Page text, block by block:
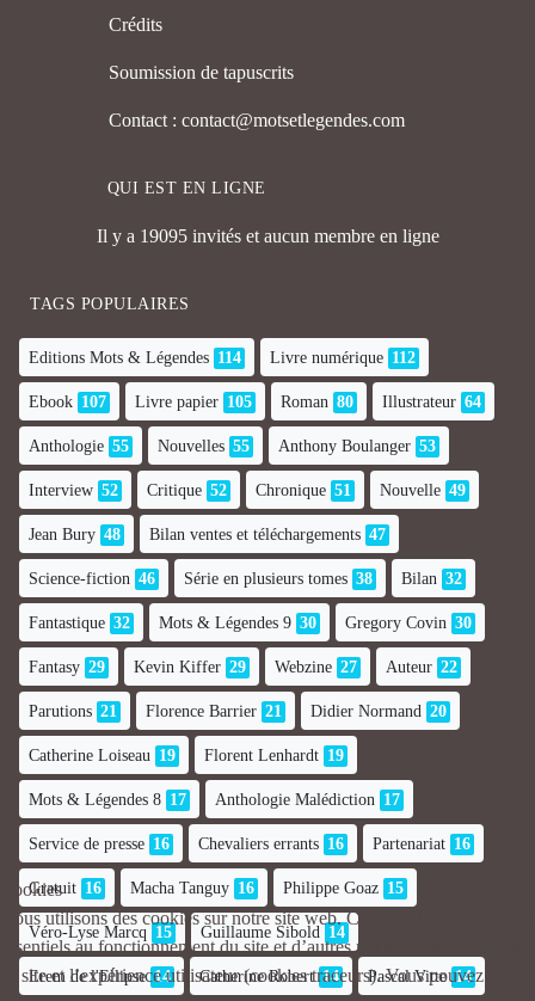
Crédits
Soumission de tapuscrits
Contact : contact@motsetlegendes.com
QUI EST EN LIGNE
Il y a 19095 invités et aucun membre en ligne
TAGS POPULAIRES
Editions Mots & Légendes 114 Livre numérique 112
Ebook 107 Livre papier 105 Roman 80 Illustrateur 64
Anthologie 55 Nouvelles 55 Anthony Boulanger 53
Interview 52 Critique 52 Chronique 51 Nouvelle 49
Jean Bury 48 Bilan ventes et téléchargements 47
Science-fiction 46 Série en plusieurs tomes 38 Bilan 32
Fantastique 32 Mots & Légendes 9 30 Gregory Covin 30
Fantasy 29 Kevin Kiffer 29 Webzine 27 Auteur 22
Parutions 21 Florence Barrier 21 Didier Normand 20
Catherine Loiseau 19 Florent Lenhardt 19
Mots & Légendes 8 17 Anthologie Malédiction 17
Service de presse 16 Chevaliers errants 16 Partenariat 16
Gratuit 16 Macha Tanguy 16 Philippe Goaz 15
Véro-Lyse Marcq 15 Guillaume Sibold 14
Erem de l'Ellipse 14 Catherine Robert 14 Pascal Vitte 14
Cookies
Nous utilisons des cookies sur notre site web. Certains d’entre eux sont
essentiels au fonctionnement du site et d’autres nous aident à améliorer
ce site et l’expérience utilisateur (cookies traceurs). Vous pouvez